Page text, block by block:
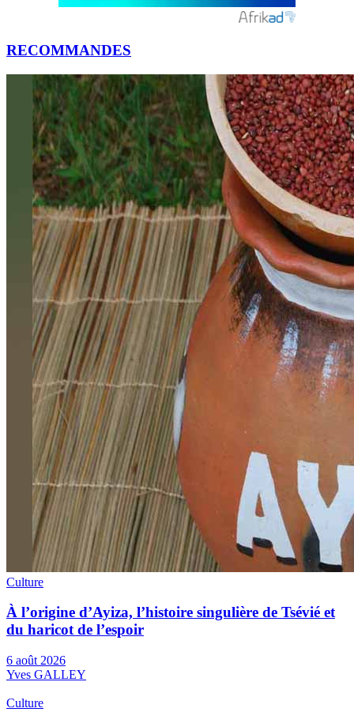
RECOMMANDES
Culture
À l’origine d’Ayiza, l’histoire singulière de Tsévié et
du haricot de l’espoir
6 août 2026
Yves GALLEY
Culture